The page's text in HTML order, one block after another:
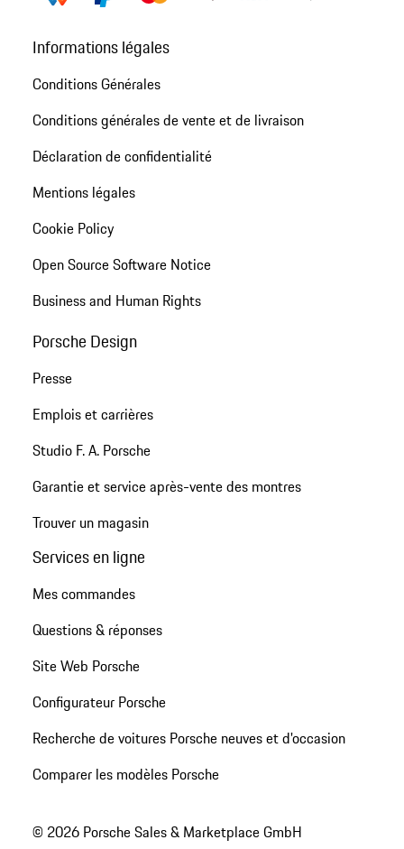
Informations légales
Conditions Générales
Conditions générales de vente et de livraison
Déclaration de confidentialité
Mentions légales
Cookie Policy
Open Source Software Notice
Business and Human Rights
Porsche Design
Presse
Emplois et carrières
Studio F. A. Porsche
Garantie et service après-vente des montres
Trouver un magasin
Services en ligne
Mes commandes
Questions & réponses
Site Web Porsche
Configurateur Porsche
Recherche de voitures Porsche neuves et d'occasion
Comparer les modèles Porsche
© 2026 Porsche Sales & Marketplace GmbH